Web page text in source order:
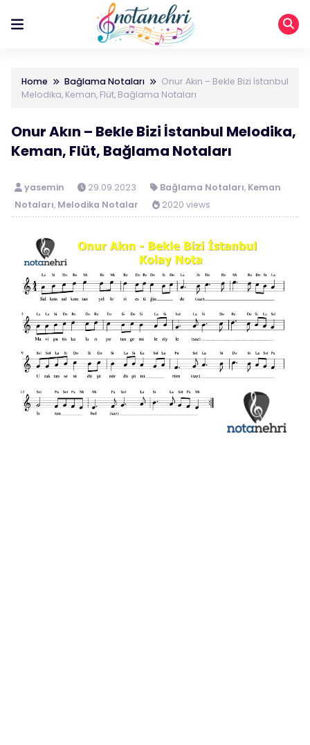
Home Bağlama Notaları
Onur Akın – Bekle Bizi İstanbul
Melodika, Keman, Flüt, Bağlama Notaları
Onur Akın – Bekle Bizi İstanbul Melodika,
Keman, Flüt, Bağlama Notaları
yasemin 29.09.2023 Bağlama Notaları, Keman
Notaları, Melodika Notalar 2020 views